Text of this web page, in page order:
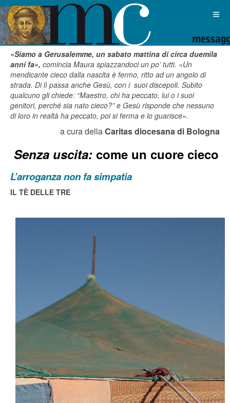
«Siamo a Gerusalemme, un sabato mattina di circa duemila
anni fa», comincia Maura spiazzandoci un po’ tutti. «Un
mendicante cieco dalla nascita è fermo, ritto ad un angolo di
strada. Di lì passa anche Gesù, con i suoi discepoli. Subito
qualcuno gli chiede: “Maestro, chi ha peccato, lui o i suoi
genitori, perché sia nato cieco?” e Gesù risponde che nessuno
di loro in realtà ha peccato, poi si ferma e lo guarisce».
a cura dellaCaritas diocesana di Bologna
Senza uscita: come un cuore cieco
L’arroganza non fa simpatia
IL TÈ DELLE TRE